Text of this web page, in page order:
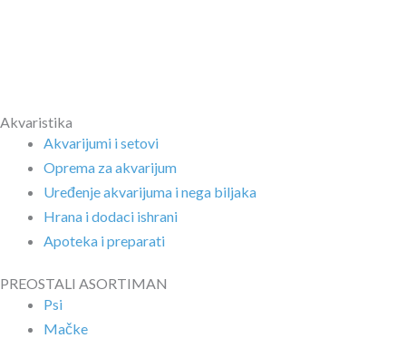
Akvaristika
Akvarijumi i setovi
Oprema za akvarijum
Uređenje akvarijuma i nega biljaka
Hrana i dodaci ishrani
Apoteka i preparati
PREOSTALI ASORTIMAN
Psi
Mačke